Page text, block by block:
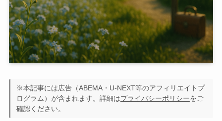
※本記事には広告（ABEMA・U-NEXT等のアフィリエイトプ
ログラム）が含まれます。詳細はプライバシーポリシーをご
確認ください。